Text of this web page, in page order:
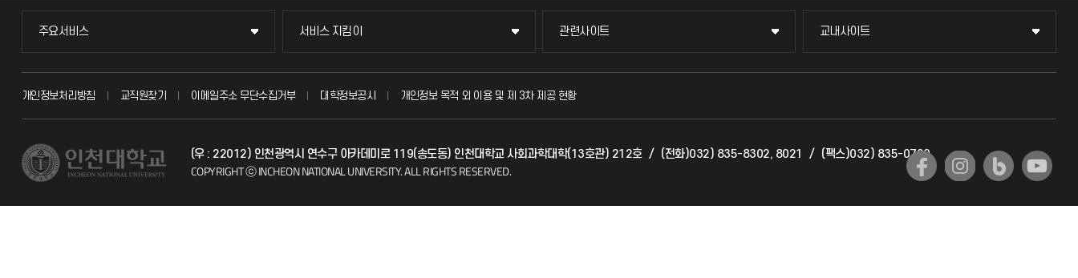
주요서비스
주요서비스
교무회의방송
시설예약
서비스 지킴이
서비스 지킴이
묻고 답하기
자주 묻는 질문(FAQ)
관련사이트
관련사이트
국방헬프콜
산학협력단
교내사이트
교내사이트
교수회
국제교류과
개인정보처리방침 교직원찾기 이메일주소 무단수집거부 대학정보공시 개인정보 목적 외 이용 및 제 3차 제공 현황
(우 : 22012) 인천광역시 연수구 아카데미로 119(송도동) 인천대학교 사회과학대학(13호관) 212호 / (전화)032) 835-8302, 8021 / (팩스)032) 835-0720
COPYRIGHT ⓒ INCHEON NATIONAL UNIVERSITY.ALL RIGHTS RESERVED.